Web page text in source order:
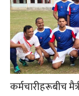
कर्मचारीहरूबीच